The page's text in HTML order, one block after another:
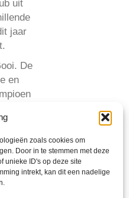
zoals cookies om
Door in te stemmen met deze
unieke ID's op deze site
intrekt, kan dit een nadelige
uit
jaar
De
en
21
drie